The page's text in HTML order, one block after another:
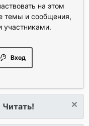
на этом
темы и сообщения,
участниками.
Вход
Читать!